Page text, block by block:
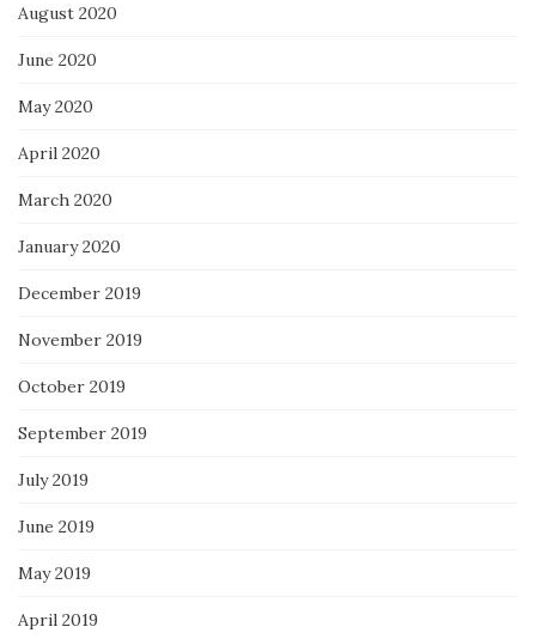
August 2020
June 2020
May 2020
April 2020
March 2020
January 2020
December 2019
November 2019
October 2019
September 2019
July 2019
June 2019
May 2019
April 2019